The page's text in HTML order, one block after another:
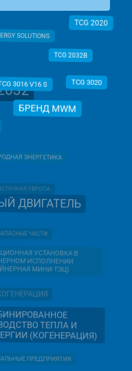
SOLUTIONS
TCG 2020
TCG 2032B
3016 V16 S TCG 3020
БРЕНД MWM
ЭНЕРГЕТИКА
ЕВРОПА
ДВИГАТЕЛЬ
ЧАСТИ
УСТАНОВКА В
ИСПОЛНЕНИИ
МИНИ-ТЭЦ)
ТЕПЛА И
(КОГЕНЕРАЦИЯ)
ПРЕДПРИЯТИЯ